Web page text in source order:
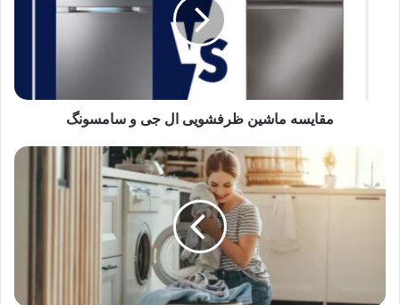
مقایسه ماشین ظرفشویی ال جی و سامسونگ